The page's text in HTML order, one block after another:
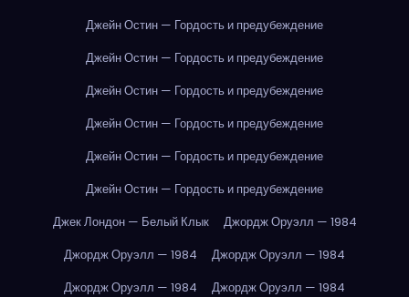
Джейн Остин — Гордость и предубеждение
Джейн Остин — Гордость и предубеждение
Джейн Остин — Гордость и предубеждение
Джейн Остин — Гордость и предубеждение
Джейн Остин — Гордость и предубеждение
Джейн Остин — Гордость и предубеждение
Джек Лондон — Белый Клык
Джордж Оруэлл — 1984
Джордж Оруэлл — 1984
Джордж Оруэлл — 1984
Джордж Оруэлл — 1984
Джордж Оруэлл — 1984